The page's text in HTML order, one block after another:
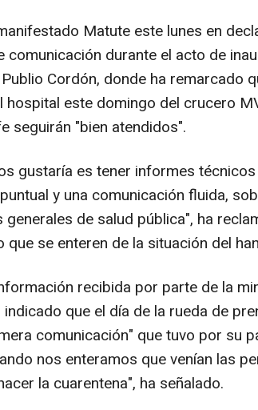
Matute este lunes en
comunicación durante el acto de
Cordón, donde ha remarcado
hospital este domingo del crucero
seguirán "bien atendidos".
gustaría es tener informes
y una comunicación fluida,
de salud pública", ha
que se enteren de la situación del
recibida por parte de la
indicado que el día de la rueda de
comunicación" que tuvo por su
nos enteramos que venían las
la cuarentena", ha señalado.